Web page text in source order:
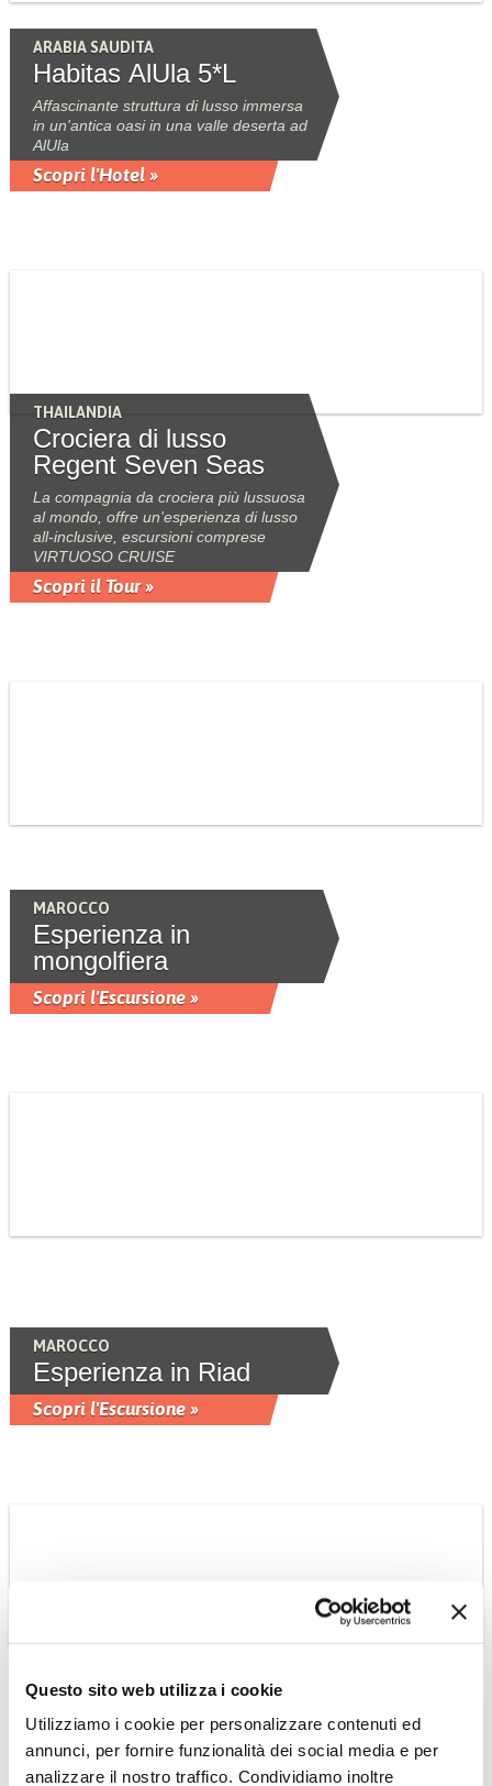
Questo sito web utilizza i cookie
Utilizziamo i cookie per personalizzare contenuti ed
annunci, per fornire funzionalità dei social media e per
analizzare il nostro traffico. Condividiamo inoltre
ARABIA SAUDITA
Habitas AlUla 5*L
Affascinante struttura di lusso immersa
in un'antica oasi in una valle deserta ad
AlUla
Scopri l'Hotel »
THAILANDIA
Crociera di lusso
Regent Seven Seas
La compagnia da crociera più lussuosa
al mondo, offre un'esperienza di lusso
all-inclusive, escursioni comprese
VIRTUOSO CRUISE
Scopri il Tour »
MAROCCO
Esperienza in
mongolfiera
Scopri l'Escursione »
MAROCCO
Esperienza in Riad
Scopri l'Escursione »
MAROCCO